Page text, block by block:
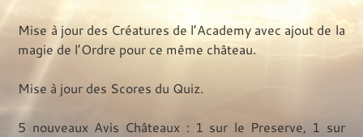
Mise à jour des Créatures de l’Academy avec ajout de la
magie de l’Ordre pour ce même château.
Mise à jour des Scores du Quiz.
5 nouveaux Avis Châteaux : 1 sur le Preserve, 1 sur